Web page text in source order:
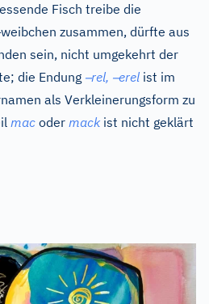
Fisch treibe die
weibchen zusammen, dürfte aus
sein, nicht umgekehrt der
die Endung –rel, –erel ist im
als Verkleinerungsform zu
mac oder mack ist nicht geklärt